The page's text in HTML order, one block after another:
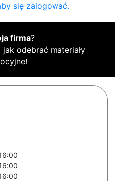
się zalogować.
firma?
jak odebrać materiały